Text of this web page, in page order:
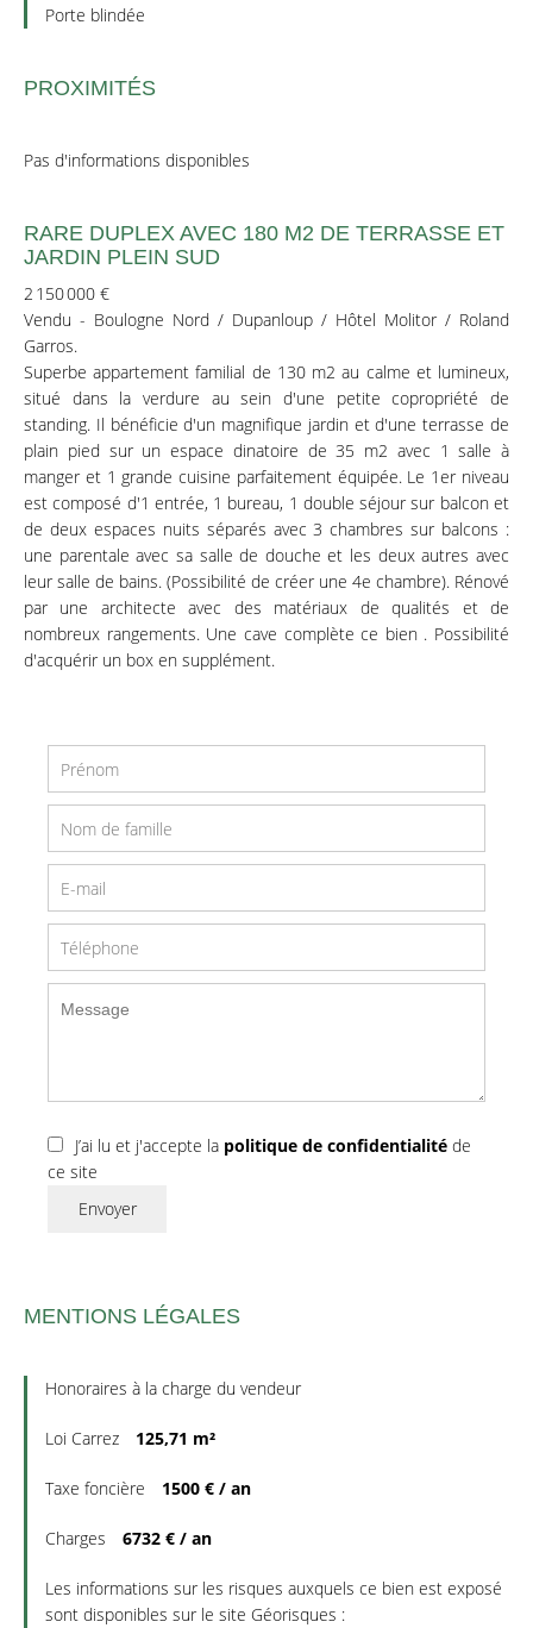
Porte blindée
PROXIMITÉS
Pas d'informations disponibles
RARE DUPLEX AVEC 180 M2 DE TERRASSE ET
JARDIN PLEIN SUD
2 150 000 €
Vendu - Boulogne Nord / Dupanloup / Hôtel Molitor / Roland
Garros.
Superbe appartement familial de 130 m2 au calme et lumineux,
situé dans la verdure au sein d'une petite copropriété de
standing. Il bénéficie d'un magnifique jardin et d'une terrasse de
plain pied sur un espace dinatoire de 35 m2 avec 1 salle à
manger et 1 grande cuisine parfaitement équipée. Le 1er niveau
est composé d'1 entrée, 1 bureau, 1 double séjour sur balcon et
de deux espaces nuits séparés avec 3 chambres sur balcons :
une parentale avec sa salle de douche et les deux autres avec
leur salle de bains. (Possibilité de créer une 4e chambre). Rénové
par une architecte avec des matériaux de qualités et de
nombreux rangements. Une cave complète ce bien . Possibilité
d'acquérir un box en supplément.
J’ai lu et j'accepte la politique de confidentialité de
ce site
Envoyer
MENTIONS LÉGALES
Honoraires à la charge du vendeur
Loi Carrez 125,71 m²
Taxe foncière 1500 € / an
Charges 6732 € / an
Les informations sur les risques auxquels ce bien est exposé
sont disponibles sur le site Géorisques :